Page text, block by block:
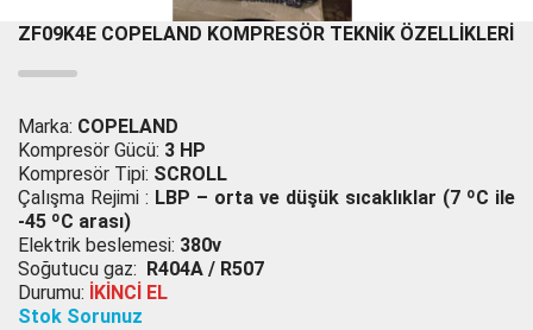
ZF09K4E COPELAND KOMPRESÖR TEKNİK ÖZELLİKLERİ
Marka: COPELAND
Kompresör Gücü: 3 HP
Kompresör Tipi: SCROLL
Çalışma Rejimi : LBP – orta ve düşük sıcaklıklar (7 ºC ile
-45 ºC arası)
Elektrik beslemesi: 380v
Soğutucu gaz:
R404A / R507
Durumu:
İKİNCİ EL
Stok Sorunuz